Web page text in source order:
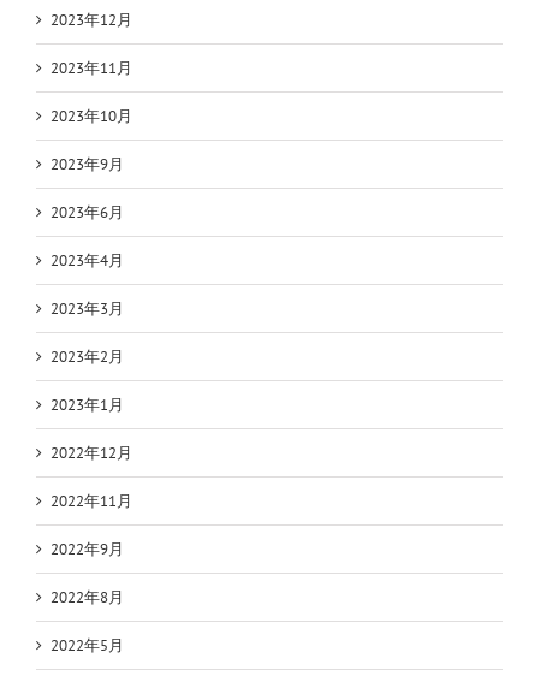
2023年12月
2023年11月
2023年10月
2023年9月
2023年6月
2023年4月
2023年3月
2023年2月
2023年1月
2022年12月
2022年11月
2022年9月
2022年8月
2022年5月